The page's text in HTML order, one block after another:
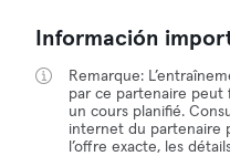
Información
Remarque:
par ce partenaire peut
un cours planifié.
internet du partenaire
l’offre exacte, les